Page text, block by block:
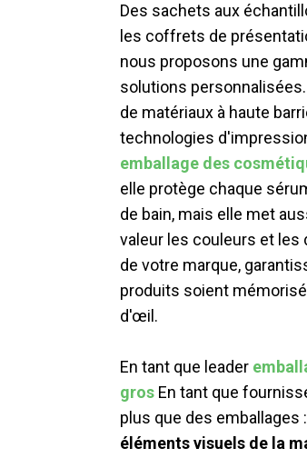
Des sachets aux
les coffrets de
nous proposons une
solutions
de matériaux à haute
technologies
emballage des
elle protège chaque
de bain, mais elle met
valeur les couleurs et les
de votre marque,
produits soient
d'œil.
En tant que leader
gros En tant que
plus que des emballages
éléments visuels de la